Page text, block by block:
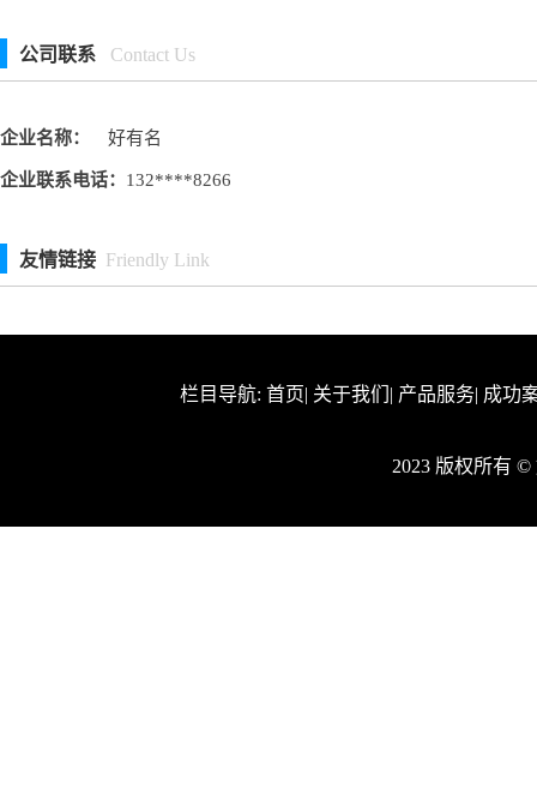
公司联系 Contact Us
企业名称： 好有名
企业联系电话： 132****8266
友情链接 Friendly Link
栏目导航: 首页| 关于我们 | 产品服务| 成功
2023 版权所有